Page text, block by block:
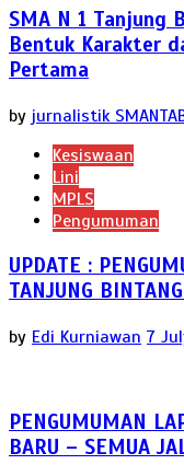
SMA N 1 Tanjung
Bentuk Karakter
Pertama
by jurnalistik
Kesiswaan
Lini
MPLS
Pengumuman
UPDATE :
TANJUNG
by Edi Kurniawan 7
PENGUMUMAN
BARU – SEMUA